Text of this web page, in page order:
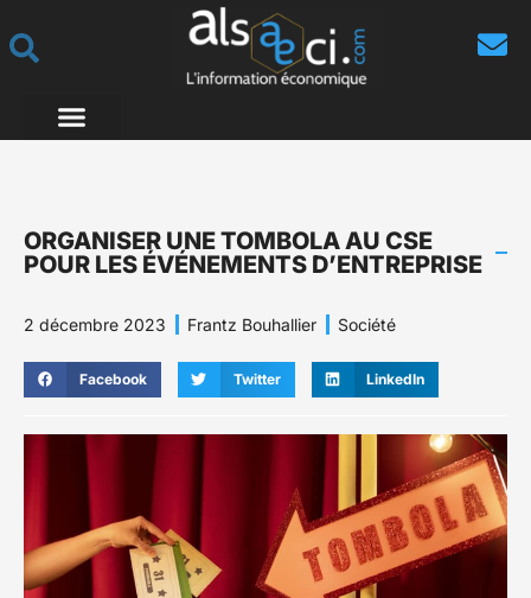
ORGANISER UNE TOMBOLA AU CSE
POUR LES ÉVÉNEMENTS D’ENTREPRISE
2 décembre 2023 Frantz Bouhallier Société
Facebook Twitter LinkedIn